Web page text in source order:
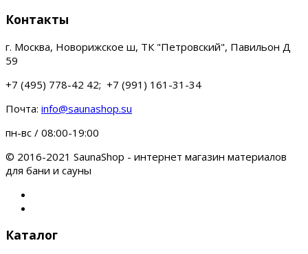
Контакты
г. Москва, Новорижское ш, ТК "Петровский", Павильон Д
59
+7 (495) 778-42 42; +7 (991) 161-31-34
Почта: info@saunashop.su
пн-вс / 08:00-19:00
© 2016-2021 SaunaShop - интернет магазин материалов
для бани и сауны
Каталог